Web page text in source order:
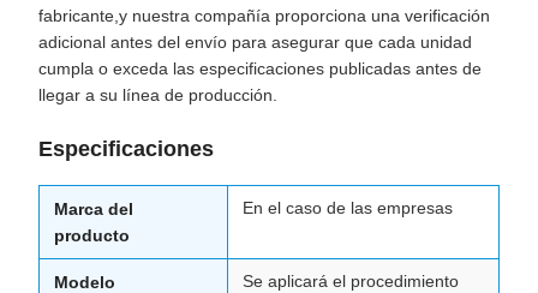
fabricante,y nuestra compañía proporciona una verificación
adicional antes del envío para asegurar que cada unidad
cumpla o exceda las especificaciones publicadas antes de
llegar a su línea de producción.
Especificaciones
Marca del
producto
En el caso de las empresas
Modelo
Se aplicará el procedimiento